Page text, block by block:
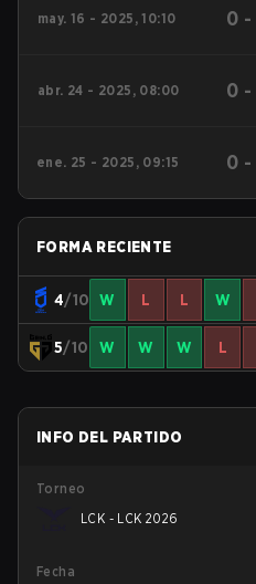
may. 16 - 2025, 10:10 0 -
abr. 24 - 2025, 08:00 0 -
ene. 25 - 2025, 09:15 0 -
FORMA RECIENTE
4/10 W L L W
5/10 W W W L
INFO DEL PARTIDO
Torneo
LCK - LCK 2026
Fecha